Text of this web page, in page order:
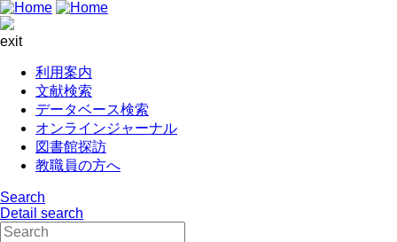
exit
利用案内
文献検索
データベース検索
オンラインジャーナル
図書館探訪
教職員の方へ
Search
Detail search